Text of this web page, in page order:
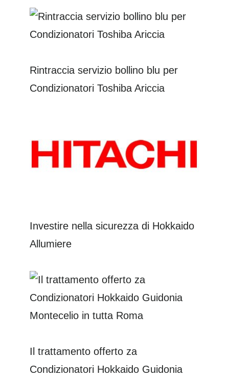
Rintraccia servizio bollino blu per
Condizionatori Toshiba Ariccia
Investire nella sicurezza di Hokkaido
Allumiere
Il trattamento offerto za
Condizionatori Hokkaido Guidonia